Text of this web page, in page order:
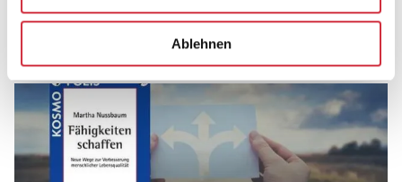
Ablehnen
Ähnliche Artikel